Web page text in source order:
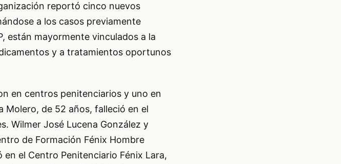
reportó cinco nuevos
a los casos previamente
están mayormente vinculados a la
y a tratamientos oportunos
en centros penitenciarios y uno en
de 52 años, falleció en el
Wilmer José Lucena González y
de Formación Fénix Hombre
el Centro Penitenciario Fénix Lara,